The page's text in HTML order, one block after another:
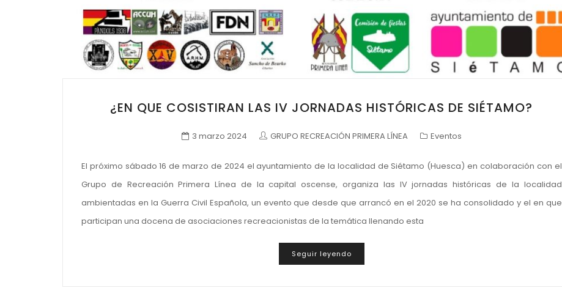
¿EN QUE COSISTIRAN LAS IV JORNADAS HISTÓRICAS DE SIÉTAMO?
3 marzo 2024 GRUPO RECREACIÓN PRIMERA LÍNEA Eventos
El próximo sábado 16 de marzo de 2024 el ayuntamiento de la localidad de Siétamo (Huesca) en colaboración con el
Grupo de Recreación Primera Línea de la capital oscense, organiza las IV jornadas históricas de la localidad
ambientadas en la Guerra Civil Española, un evento que desde que arrancó en el 2020 se ha consolidado y el en que
participan una docena de asociaciones recreacionistas de la temática llenando esta
Seguir leyendo